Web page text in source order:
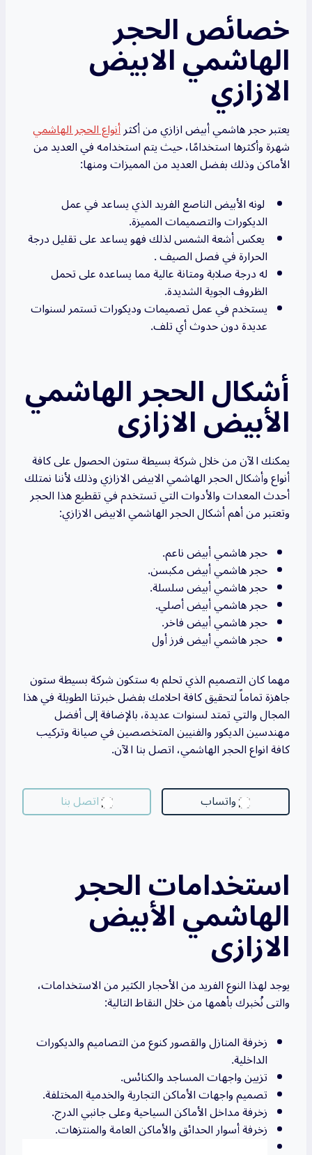
خصائص الحجر
الهاشمي الابيض
الازازي
يعتبر حجر هاشمي أبيض ازازي من أكثرأنواع الحجر الهاشمي
شهرة وأكثرها استخدامًا، حيث يتم استخدامه في العديد من
الأماكن وذلك بفضل العديد من المميزات ومنها:
لونه الأبيض الناصع الفريد الذي يساعد في عمل
الديكورات والتصميمات المميزة.
يعكس أشعة الشمس لذلك فهو يساعد على تقليل درجة
الحرارة في فصل الصيف .
له درجة صلابة ومتانة عالية مما يساعده على تحمل
الظروف الجوية الشديدة.
يستخدم في عمل تصميمات وديكورات تستمر لسنوات
عديدة دون حدوث أي تلف.
أشكال الحجر الهاشمي
الأبيض الازازى
يمكنك الآن من خلال شركة بسيطة ستون الحصول على كافة
أنواع وأشكال الحجر الهاشمي الابيض الازازي وذلك لأننا نمتلك
أحدث المعدات والأدوات التي تستخدم في تقطيع هذا الحجر
وتعتبر من أهم أشكال الحجر الهاشمي الابيض الازازي:
حجر هاشمي أبيض ناعم.
حجر هاشمي أبيض مكبسن.
حجر هاشمي أبيض سلسلة.
حجر هاشمي أبيض أصلي.
حجر هاشمي أبيض فاخر.
حجر هاشمي أبيض فرز أول
مهما كان التصميم الذي تحلم به ستكون شركة بسيطة ستون
جاهزة تماماً لتحقيق كافة احلامك بفضل خبرتنا الطويلة في هذا
المجال والتي تمتد لسنوات عديدة، بالإضافة إلى أفضل
مهندسين الديكور والفنيين المتخصصين في صيانة وتركيب
كافة انواع الحجر الهاشمي، اتصل بنا الآن.
واتساب اتصل بنا
استخدامات الحجر
الهاشمي الأبيض
الازازى
يوجد لهذا النوع الفريد من الأحجار الكثير من الاستخدامات،
والتى نُخبرك بأهمها من خلال النقاط التالية:
زخرفة المنازل والقصور كنوع من التصاميم والديكورات
الداخلية.
تزيين واجهات المساجد والكنائس.
تصميم واجهات الأماكن التجارية والخدمية المختلفة.
زخرفة مداخل الأماكن السياحية وعلى جانبي الدرج.
زخرفة أسوار الحدائق والأماكن العامة والمنتزهات.